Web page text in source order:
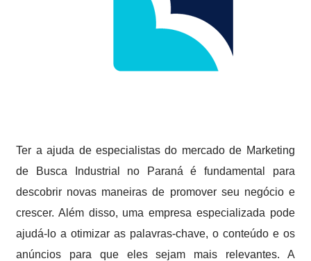
Ter a ajuda de especialistas do mercado de Marketing
de Busca Industrial no Paraná é fundamental para
descobrir novas maneiras de promover seu negócio e
crescer. Além disso, uma empresa especializada pode
ajudá-lo a otimizar as palavras-chave, o conteúdo e os
anúncios para que eles sejam mais relevantes. A